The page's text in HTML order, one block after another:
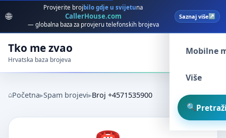
🌐
Provjerite broj bilo gdje u svijetuna
CallerHouse.com
— globalna baza za provjeru telefonskih brojeva
Saznaj više
Tko me zvao
Hrvatska baza brojeva
Spam
Mobilne
Više
Početna Spam brojevi Broj +4571535900